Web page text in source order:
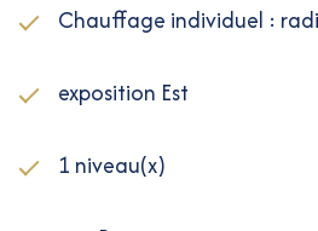
Chauffage individuel :
exposition Est
1 niveau(x)